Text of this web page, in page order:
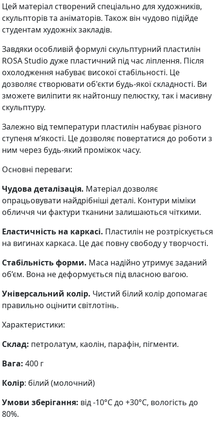
Цей матеріал створений спеціально для художників,
скульпторів та аніматорів. Також він чудово підійде
студентам художніх закладів.
Завдяки особливій формулі скульптурний пластилін
ROSA Studio дуже пластичний під час ліплення. Після
охолодження набуває високої стабільності. Це
дозволяє створювати об'єкти будь-якої складності. Ви
зможете виліпити як найтоншу пелюстку, так і масивну
скульптуру.
Залежно від температури пластилін набуває різного
ступеня м’якості. Це дозволяє повертатися до роботи з
ним через будь-який проміжок часу.
Основні переваги:
Чудова деталізація. Матеріал дозволяє
опрацьовувати найдрібніші деталі. Контури міміки
обличчя чи фактури тканини залишаються чіткими.
Еластичність на каркасі. Пластилін не розтріскується
на вигинах каркаса. Це дає повну свободу у творчості.
Стабільність форми. Маса надійно утримує заданий
об’єм. Вона не деформується під власною вагою.
Універсальний колір. Чистий білий колір допомагає
правильно оцінити світлотінь.
Характеристики:
Склад: петролатум, каолін, парафін, пігменти.
Вага: 400 г
Колір: білий (молочний)
Умови зберігання: від -10°C до +30°C, вологість до
80%.